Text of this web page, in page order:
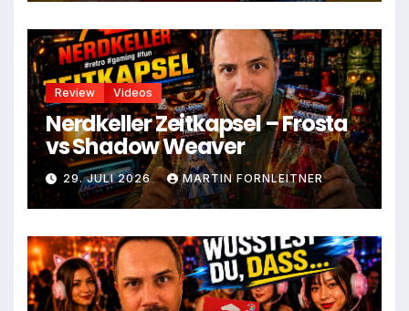
Review Videos
Nerdkeller Zeitkapsel – Frosta
vs Shadow Weaver
29. JULI 2026 MARTIN FORNLEITNER